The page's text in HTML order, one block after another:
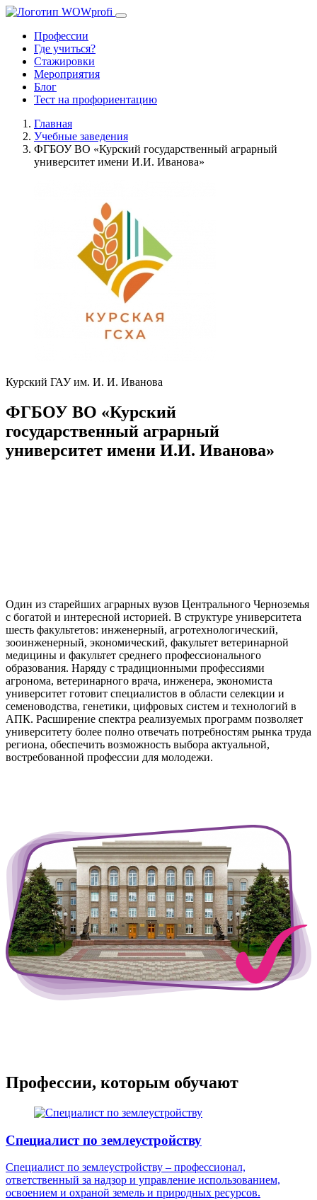
Профессии
Где учиться?
Стажировки
Мероприятия
Блог
Тест на профориентацию
Главная
Учебные заведения
ФГБОУ ВО «Курский государственный аграрный
университет имени И.И. Иванова»
Курский ГАУ им. И. И. Иванова
ФГБОУ ВО «Курский
государственный аграрный
университет имени И.И. Иванова»
Один из старейших аграрных вузов Центрального Черноземья
с богатой и интересной историей. В структуре университета
шесть факультетов: инженерный, агротехнологический,
зооинженерный, экономический, факультет ветеринарной
медицины и факультет среднего профессионального
образования. Наряду с традиционными профессиями
агронома, ветеринарного врача, инженера, экономиста
университет готовит специалистов в области селекции и
семеноводства, генетики, цифровых систем и технологий в
АПК. Расширение спектра реализуемых программ позволяет
университету более полно отвечать потребностям рынка труда
региона, обеспечить возможность выбора актуальной,
востребованной профессии для молодежи.
Профессии, которым обучают
Специалист по землеустройству
Специалист по землеустройству – профессионал,
ответственный за надзор и управление использованием,
освоением и охраной земель и природных ресурсов.